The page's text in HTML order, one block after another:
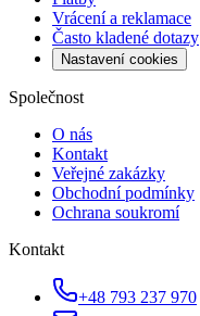
Vrácení a reklamace
Často kladené dotazy
Nastavení cookies
Společnost
O nás
Kontakt
Veřejné zakázky
Obchodní podmínky
Ochrana soukromí
Kontakt
+48 793 237 970